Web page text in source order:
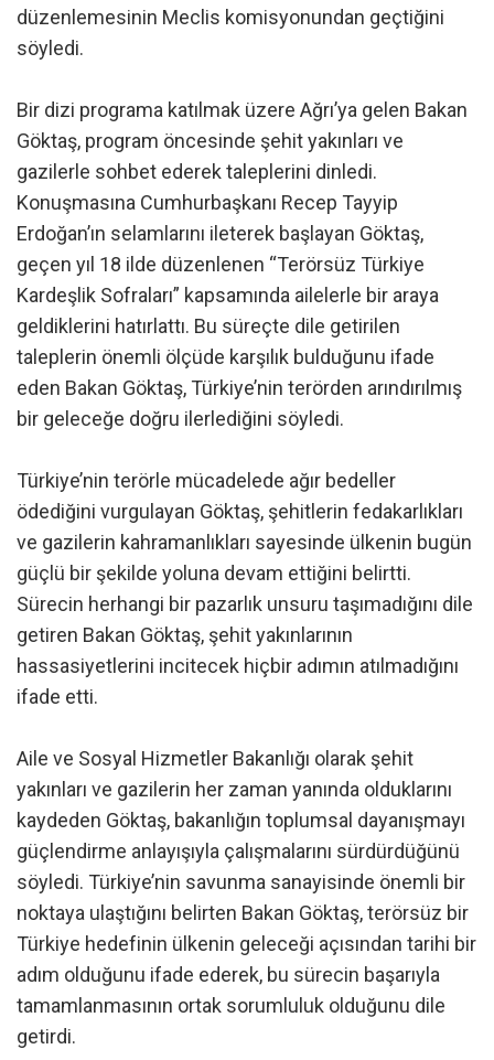
düzenlemesinin Meclis komisyonundan geçtiğini
söyledi.
Bir dizi programa katılmak üzere Ağrı’ya gelen Bakan
Göktaş, program öncesinde şehit yakınları ve
gazilerle sohbet ederek taleplerini dinledi.
Konuşmasına Cumhurbaşkanı Recep Tayyip
Erdoğan’ın selamlarını ileterek başlayan Göktaş,
geçen yıl 18 ilde düzenlenen “Terörsüz Türkiye
Kardeşlik Sofraları” kapsamında ailelerle bir araya
geldiklerini hatırlattı. Bu süreçte dile getirilen
taleplerin önemli ölçüde karşılık bulduğunu ifade
eden Bakan Göktaş, Türkiye’nin terörden arındırılmış
bir geleceğe doğru ilerlediğini söyledi.
Türkiye’nin terörle mücadelede ağır bedeller
ödediğini vurgulayan Göktaş, şehitlerin fedakarlıkları
ve gazilerin kahramanlıkları sayesinde ülkenin bugün
güçlü bir şekilde yoluna devam ettiğini belirtti.
Sürecin herhangi bir pazarlık unsuru taşımadığını dile
getiren Bakan Göktaş, şehit yakınlarının
hassasiyetlerini incitecek hiçbir adımın atılmadığını
ifade etti.
Aile ve Sosyal Hizmetler Bakanlığı olarak şehit
yakınları ve gazilerin her zaman yanında olduklarını
kaydeden Göktaş, bakanlığın toplumsal dayanışmayı
güçlendirme anlayışıyla çalışmalarını sürdürdüğünü
söyledi. Türkiye’nin savunma sanayisinde önemli bir
noktaya ulaştığını belirten Bakan Göktaş, terörsüz bir
Türkiye hedefinin ülkenin geleceği açısından tarihi bir
adım olduğunu ifade ederek, bu sürecin başarıyla
tamamlanmasının ortak sorumluluk olduğunu dile
getirdi.